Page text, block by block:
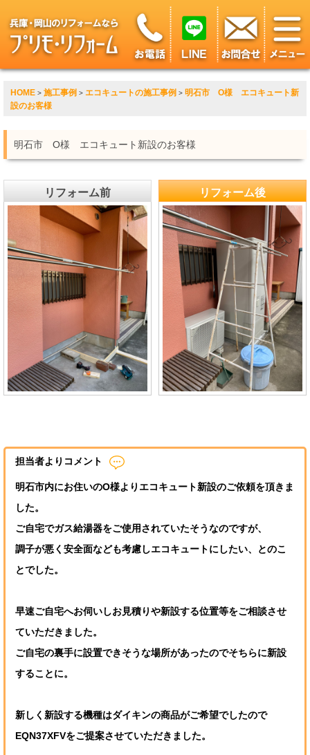
HOME > 施工事例 > エコキュートの施工事例 > 明石市 O様 エコキュート新
設のお客様
明石市 O様 エコキュート新設のお客様
リフォーム前 リフォーム後
担当者よりコメント
明石市内にお住いのO様よりエコキュート新設のご依頼を頂きま
した。
ご自宅でガス給湯器をご使用されていたそうなのですが、
調子が悪く安全面なども考慮しエコキュートにしたい、とのこ
とでした。
早速ご自宅へお伺いしお見積りや新設する位置等をご相談させ
ていただきました。
ご自宅の裏手に設置できそうな場所があったのでそちらに新設
することに。
新しく新設する機種はダイキンの商品がご希望でしたので
EQN37XFVをご提案させていただきました。